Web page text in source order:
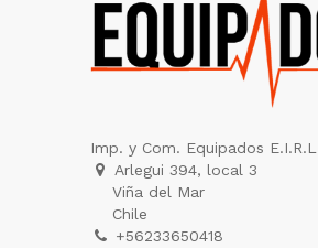
Imp. y Com. Equipados E.I.R.L
Arlegui 394, local 3
Viña del Mar
Chile
+56233650418